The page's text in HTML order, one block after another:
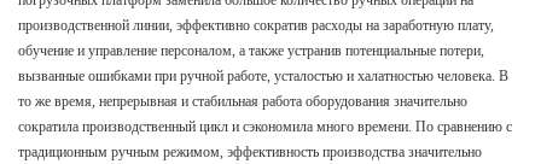
производственной линии, эффективно сократив расходы на заработную плату,
обучение и управление персоналом, а также устранив потенциальные потери,
вызванные ошибками при ручной работе, усталостью и халатностью человека. В
то же время, непрерывная и стабильная работа оборудования значительно
сократила производственный цикл и сэкономила много времени. По сравнению с
традиционным ручным режимом, эффективность производства значительно